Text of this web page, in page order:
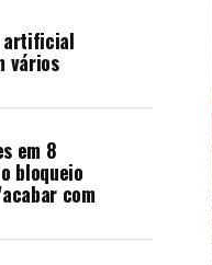
artificial
vários
em 8
bloqueio
com